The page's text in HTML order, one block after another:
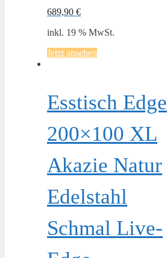
689,90 €
inkl. 19 % MwSt.
Jetzt ansehen
Esstisch Edge
200×100 XL
Akazie Natur
Edelstahl
Schmal Live-